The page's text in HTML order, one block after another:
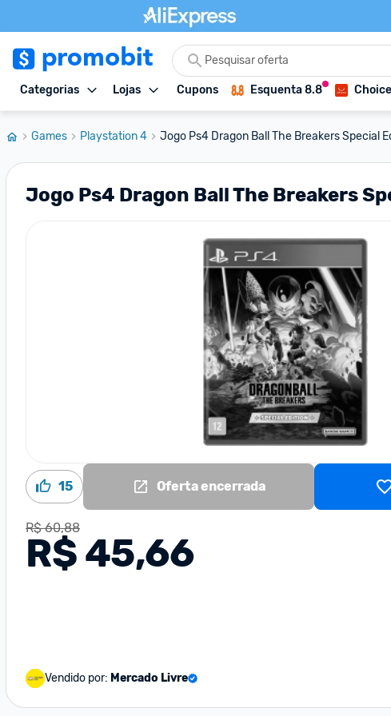
Categorias Lojas Cupons Esquenta 8.8
Games Playstation 4 Jogo Ps4 Dragon Ball The Breakers Special
Jogo Ps4 Dragon Ball The Breakers
15 Oferta encerrada
R$ 60,88
R$ 45,66
Vendido por: Mercado Livre